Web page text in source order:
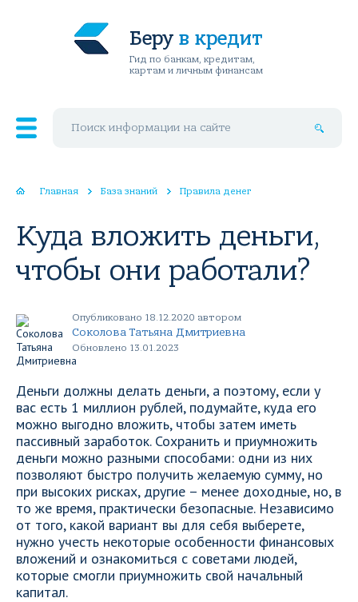
Беру в кредит
Гид по банкам, кредитам,
картам и личным финансам
Главная База знаний Правила денег
Куда вложить деньги,
чтобы они работали?
Опубликовано 18.12.2020 автором
Соколова Татьяна Дмитриевна
Обновлено 13.01.2023
Деньги должны делать деньги, а поэтому, если у
вас есть 1 миллион рублей, подумайте, куда его
можно выгодно вложить, чтобы затем иметь
пассивный заработок. Сохранить и приумножить
деньги можно разными способами: одни из них
позволяют быстро получить желаемую сумму, но
при высоких рисках, другие – менее доходные, но, в
то же время, практически безопасные. Независимо
от того, какой вариант вы для себя выберете,
нужно учесть некоторые особенности финансовых
вложений и ознакомиться с советами людей,
которые смогли приумножить свой начальный
капитал.